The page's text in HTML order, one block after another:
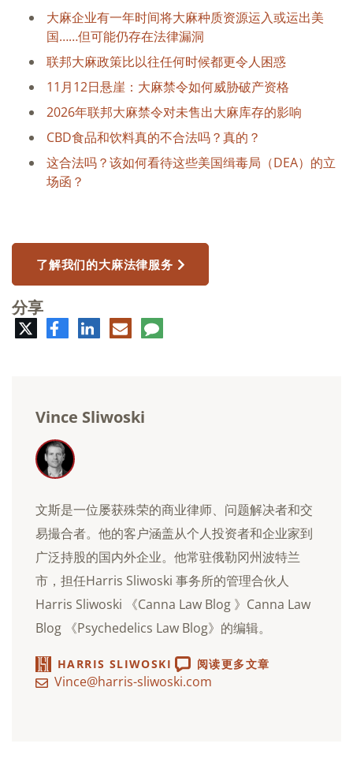
大麻企业有一年时间将大麻种质资源运入或运出美
国……但可能仍存在法律漏洞
联邦大麻政策比以往任何时候都更令人困惑
11月12日悬崖：大麻禁令如何威胁破产资格
2026年联邦大麻禁令对未售出大麻库存的影响
CBD食品和饮料真的不合法吗？真的？
这合法吗？该如何看待这些美国缉毒局（DEA）的立
场函？
了解我们的大麻法律服务
分享
特
脸
书
领
英
电
子
评
论
Vince Sliwoski
文斯是一位屡获殊荣的商业律师、问题解决者和交
易撮合者。他的客户涵盖从个人投资者和企业家到
广泛持股的国内外企业。他常驻俄勒冈州波特兰
市，担任Harris Sliwoski 事务所的管理合伙人
Harris Sliwoski 《Canna Law Blog 》Canna Law
Blog 《Psychedelics Law Blog》的编辑。
HARRIS SLIWOSKI 阅读更多文章
Vince@harris-sliwoski.com